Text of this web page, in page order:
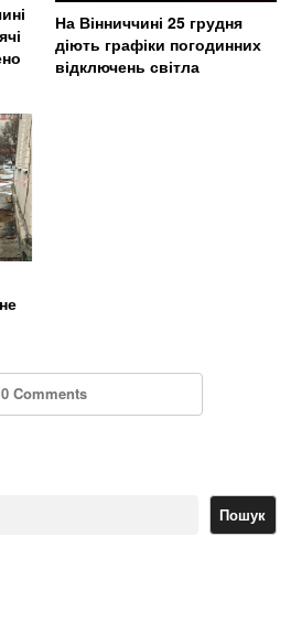
На Вінниччині 25 грудня
діють графіки погодинних
відключень світла
0 Comments
Пошук